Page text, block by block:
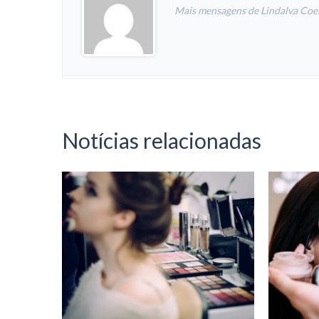
Mais mensagens de Lindalva
Notícias relacionadas